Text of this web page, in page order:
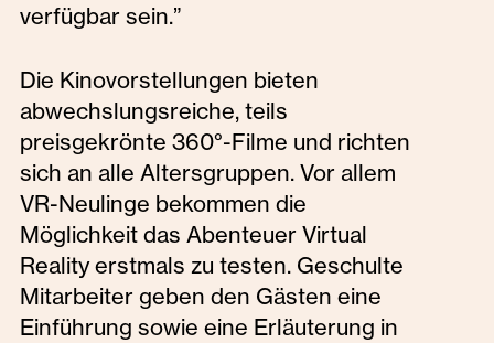
verfügbar sein.”
Die Kinovorstellungen bieten
abwechslungsreiche, teils
preisgekrönte 360°-Filme und richten
sich an alle Altersgruppen. Vor allem
VR-Neulinge bekommen die
Möglichkeit das Abenteuer Virtual
Reality erstmals zu testen. Geschulte
Mitarbeiter geben den Gästen eine
Einführung sowie eine Erläuterung in